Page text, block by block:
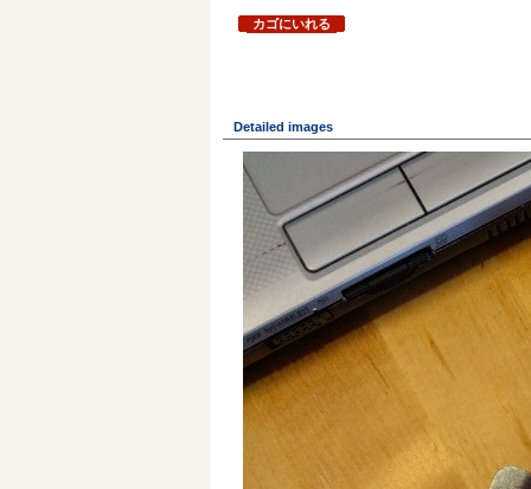
カゴにいれる
Detailed images